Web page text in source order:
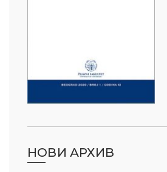
НОВИ АРХИВ